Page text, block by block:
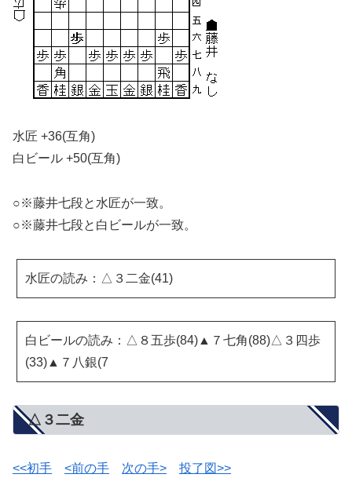
水匠 +36(互角)
白ビール +50(互角)
○※藤井七段と水匠が一致。
○※藤井七段と白ビールが一致。
水匠の読み：△３二金(41)
白ビールの読み：△８五歩(84)▲７七角(88)△３四歩
(33)▲７八銀(7
△３二金
<<初手 <前の手 次の手> 投了図>>